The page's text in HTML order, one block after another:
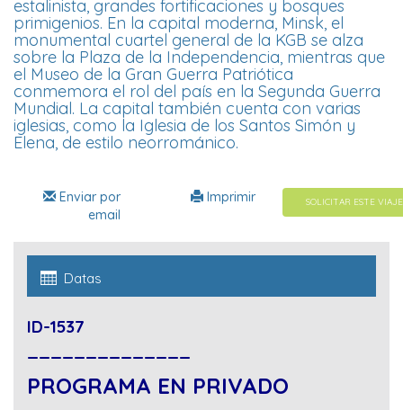
estalinista, grandes fortificaciones y bosques
primigenios. En la capital moderna, Minsk, el
monumental cuartel general de la KGB se alza
sobre la Plaza de la Independencia, mientras que
el Museo de la Gran Guerra Patriótica
conmemora el rol del país en la Segunda Guerra
Mundial. La capital también cuenta con varias
iglesias, como la Iglesia de los Santos Simón y
Elena, de estilo neorrománico.
SOLICITAR ESTE VIAJE
Imprimir
Enviar por
email
Datas
ID-1537
PROGRAMA EN PRIVADO